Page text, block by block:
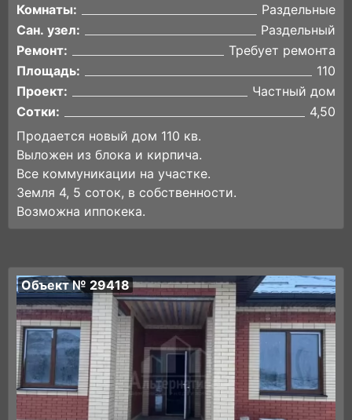
Комнаты:
Раздельные
Сан. узел:
Раздельный
Ремонт:
Требует ремонта
Площадь:
110
Проект:
Частный дом
Сотки:
4,50
Продается новый дом 110 кв.
Выложен из блока и кирпича.
Все коммуникации на участке.
Земля 4, 5 соток, в собственности.
Возможна иппокека.
Объект № 29418